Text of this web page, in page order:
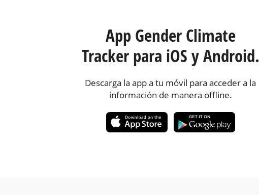
App Gender Climate
Tracker para iOS y Android.
Descarga la app a tu móvil para acceder a la
información de manera offline.